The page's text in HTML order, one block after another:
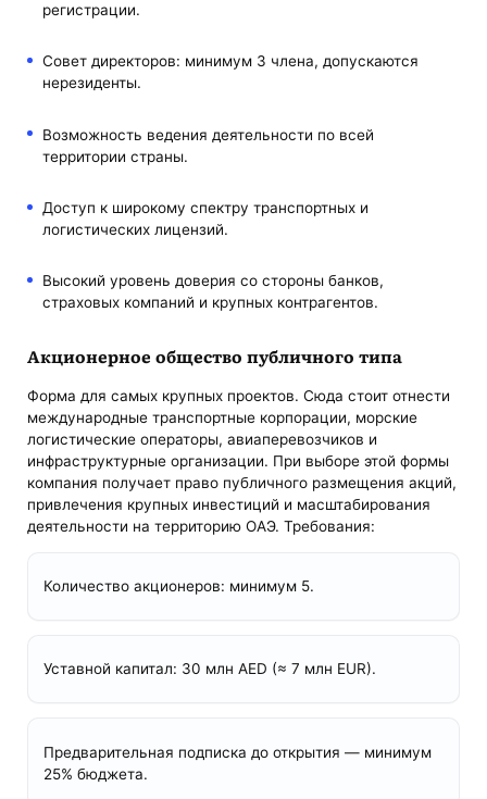
регистрации.
Совет директоров: минимум 3 члена, допускаются
нерезиденты.
Возможность ведения деятельности по всей
территории страны.
Доступ к широкому спектру транспортных и
логистических лицензий.
Высокий уровень доверия со стороны банков,
страховых компаний и крупных контрагентов.
Акционерное общество публичного типа
Форма для самых крупных проектов. Сюда стоит отнести
международные транспортные корпорации, морские
логистические операторы, авиаперевозчиков и
инфраструктурные организации. При выборе этой формы
компания получает право публичного размещения акций,
привлечения крупных инвестиций и масштабирования
деятельности на территорию ОАЭ. Требования:
Количество акционеров: минимум 5.
Уставной капитал: 30 млн AED (≈ 7 млн EUR).
Предварительная подписка до открытия — минимум
25% бюджета.